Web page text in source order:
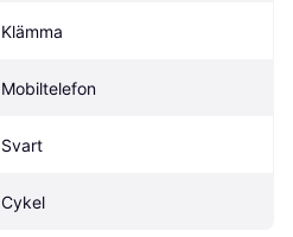
Klämma
Mobiltelefon
Svart
Cykel